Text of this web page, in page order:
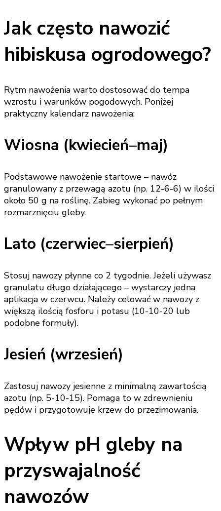
Jak często nawozić
hibiskusa ogrodowego?
Rytm nawożenia warto dostosować do tempa
wzrostu i warunków pogodowych. Poniżej
praktyczny kalendarz nawożenia:
Wiosna (kwiecień–maj)
Podstawowe nawożenie startowe – nawóz
granulowany z przewagą azotu (np. 12-6-6) w ilości
około 50 g na roślinę. Zabieg wykonać po pełnym
rozmarznięciu gleby.
Lato (czerwiec–sierpień)
Stosuj nawozy płynne co 2 tygodnie. Jeżeli używasz
granulatu długo działającego – wystarczy jedna
aplikacja w czerwcu. Należy celować w nawozy z
większą ilością fosforu i potasu (10-10-20 lub
podobne formuły).
Jesień (wrzesień)
Zastosuj nawozy jesienne z minimalną zawartością
azotu (np. 5-10-15). Pomaga to w zdrewnieniu
pędów i przygotowuje krzew do przezimowania.
Wpływ pH gleby na
przyswajalność
nawozów